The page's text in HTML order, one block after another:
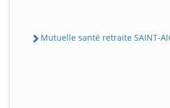
Mutuelle santé retraite SAINT-